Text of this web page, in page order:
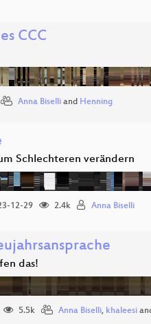
CCC
Anna Biselliand Henning
Schlechteren verändern
12-29 2.4k Anna Biselli
das!
5.5k Anna Biselli, khaleesi